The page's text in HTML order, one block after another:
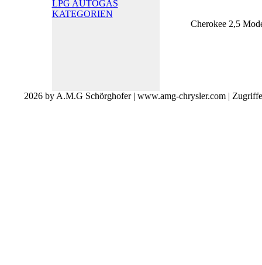
LPG AUTOGAS
KATEGORIEN
Cherokee 2,5
2026 by A.M.G Schörghofer | www.amg-chrysler.com |